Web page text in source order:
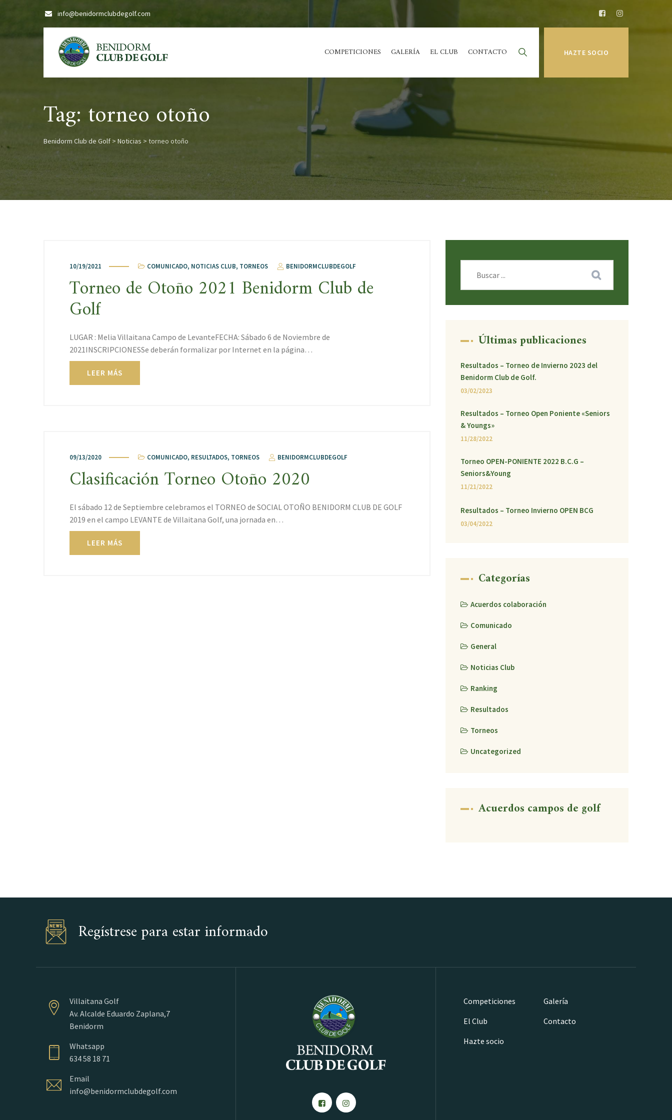
info@benidormclubdegolf.com
COMPETICIONES GALERÍA EL CLUB CONTACTO HAZTE SOCIO
Tag: torneo otoño
Benidorm Club de Golf > Noticias > torneo otoño
10/19/2021 COMUNICADO, NOTICIAS CLUB, TORNEOS BENIDORMCLUBDEGOLF
Torneo de Otoño 2021 Benidorm Club de
Golf
LUGAR : Melia Villaitana Campo de LevanteFECHA: Sábado 6 de Noviembre de
2021INSCRIPCIONESSe deberán formalizar por Internet en la página…
LEER MÁS
09/13/2020 COMUNICADO, RESULTADOS, TORNEOS BENIDORMCLUBDEGOLF
Clasificación Torneo Otoño 2020
El sábado 12 de Septiembre celebramos el TORNEO de SOCIAL OTOÑO BENIDORM CLUB DE GOLF
2019 en el campo LEVANTE de Villaitana Golf, una jornada en…
LEER MÁS
Últimas publicaciones
Resultados – Torneo de Invierno 2023 del
Benidorm Club de Golf.
03/02/2023
Resultados – Torneo Open Poniente «Seniors
& Youngs»
11/28/2022
Torneo OPEN-PONIENTE 2022 B.C.G –
Seniors&Young
11/21/2022
Resultados – Torneo Invierno OPEN BCG
03/04/2022
Categorías
Acuerdos colaboración
Comunicado
General
Noticias Club
Ranking
Resultados
Torneos
Uncategorized
Acuerdos campos de golf
Regístrese para estar informado
Villaitana Golf
Av. Alcalde Eduardo Zaplana,7
Benidorm
Whatsapp
634 58 18 71
Email
info@benidormclubdegolf.com
Competiciones
Galería
El Club
Contacto
Hazte socio